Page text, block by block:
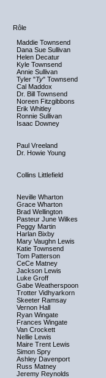
Rôle
Maddie Townsend
Dana Sue Sullivan
Helen Decatur
Kyle Townsend
Annie Sullivan
Tyler "Ty" Townsend
Cal Maddox
Dr. Bill Townsend
Noreen Fitzgibbons
Erik Whitley
Ronnie Sullivan
Isaac Downey
Paul Vreeland
Dr. Howie Young
Collins Littlefield
Neville Wharton
Grace Wharton
Brad Wellington
Pasteur June Wilkes
Peggy Martin
Harlan Bixby
Mary Vaughn Lewis
Katie Townsend
Tom Patterson
CeCe Matney
Jackson Lewis
Luke Groff
Gabe Weatherspoon
Trotter Vidhyarkorn
Skeeter Ramsay
Vernon Hall
Ryan Wingate
Frances Wingate
Van Crockett
Nellie Lewis
Maire Trent Lewis
Simon Spry
Ashley Davenport
Russ Matney
Jeremy Reynolds